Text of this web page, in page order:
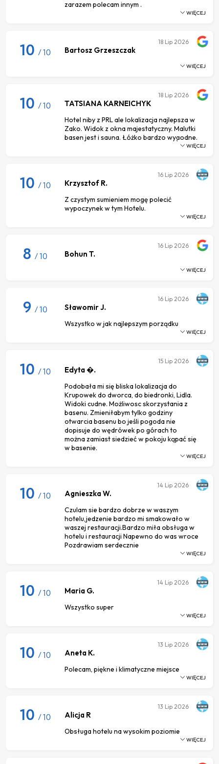
zarazem polecam innym .
WIĘCEJ
10 / 10 Bartosz Grzeszczak
18 Lip 2026
WIĘCEJ
10 / 10 TATSIANA KARNEICHYK
Hotel niby z PRL ale lokalizacja najlepsza w
Zako. Widok z okna majestatyczny. Malutki
basen jest i sauna. Łóżko bardzo wygodne.
18 Lip 2026
WIĘCEJ
10 / 10 Krzysztof R.
Z czystym sumieniem mogę polecić
wypoczynek w tym Hotelu.
16 Lip 2026
WIĘCEJ
8 / 10 Bohun T.
16 Lip 2026
WIĘCEJ
9 / 10 Sławomir J.
Wszystko w jak najlepszym porządku
16 Lip 2026
WIĘCEJ
10 / 10 Edyta �.
Podobała mi się bliska lokalizacja do
Krupowek do dworca, do biedronki, Lidla.
Widoki cudne. Możliwosc skorzystania z
basenu. Zmieniłabym tylko godziny
otwarcia basenu bo jeśli pogoda nie
dopisuje do wędrówek po górach to
można zamiast siedzieć w pokoju kąpać się
w basenie.
15 Lip 2026
WIĘCEJ
10 / 10 Agnieszka W.
Czulam sie bardzo dobrze w waszym
hotelu,jedzenie bardzo mi smakowało w
waszej restauracji.Bardzo miła obsługa w
hotelu i restauracji Napewno do was wroce
Pozdrawiam serdecznie
14 Lip 2026
WIĘCEJ
10 / 10 Maria G.
Wszystko super
14 Lip 2026
WIĘCEJ
10 / 10 Aneta K.
Polecam, piękne i klimatyczne miejsce
13 Lip 2026
WIĘCEJ
10 / 10 Alicja R
Obsługa hotelu na wysokim poziomie
13 Lip 2026
WIĘCEJ